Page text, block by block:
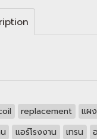
replacement
แผ
แอร์โรงงาน เทรน